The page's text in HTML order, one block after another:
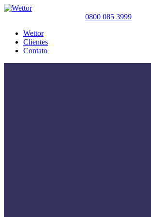
0800 085 3999
Wettor
Clientes
Contato